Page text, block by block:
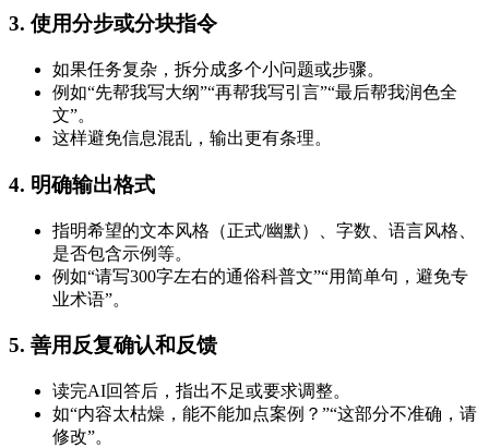
3. 使用分步或分块指令
如果任务复杂，拆分成多个小问题或步骤。
例如“先帮我写大纲”“再帮我写引言”“最后帮我润色全
文”。
这样避免信息混乱，输出更有条理。
4. 明确输出格式
指明希望的文本风格（正式/幽默）、字数、语言风格、
是否包含示例等。
例如“请写300字左右的通俗科普文”“用简单句，避免专
业术语”。
5. 善用反复确认和反馈
读完AI回答后，指出不足或要求调整。
如“内容太枯燥，能不能加点案例？”“这部分不准确，请
修改”。